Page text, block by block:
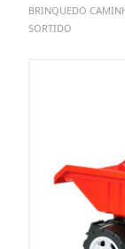
BRINQUEDO
SORTIDO